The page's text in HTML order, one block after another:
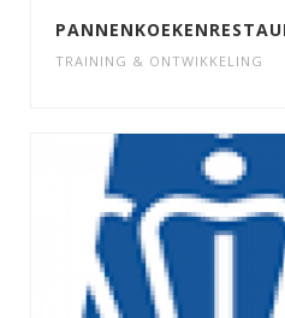
TRAINING & ONTWIKKELING